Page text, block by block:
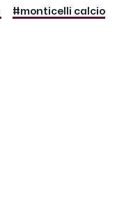
#monticelli calcio